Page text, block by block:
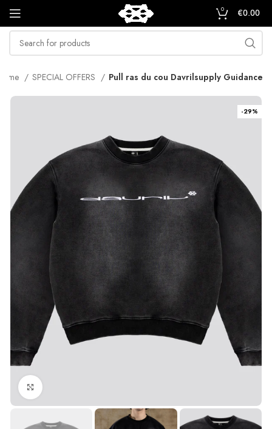
0 €0.00
SPECIAL OFFERS Pull ras du cou Davrilsupply Guidance
-29%